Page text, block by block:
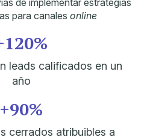
de implementar estrategias
para canales online
leads calificados en un
año
+90%
cerrados atribuibles a